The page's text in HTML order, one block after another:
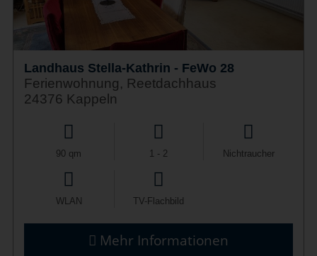
Landhaus Stella-Kathrin - FeWo 28
Ferienwohnung, Reetdachhaus
24376 Kappeln
90 qm 1 - 2 Nichtraucher
WLAN TV-Flachbild
Mehr Informationen